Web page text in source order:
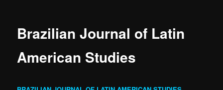
Brazilian Journal of Latin
American Studies